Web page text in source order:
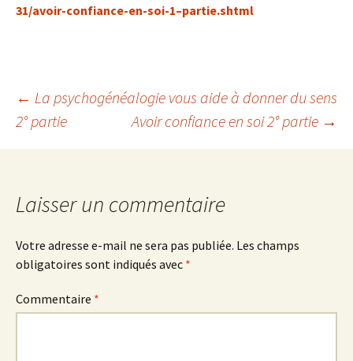
31/avoir-confiance-en-soi-1–partie.shtml
Navigation
des
← La psychogénéalogie vous aide à donner du sens
2° partie
Avoir confiance en soi 2° partie →
Laisser un commentaire
Votre adresse e-mail ne sera pas publiée. Les champs
obligatoires sont indiqués avec *
Commentaire *